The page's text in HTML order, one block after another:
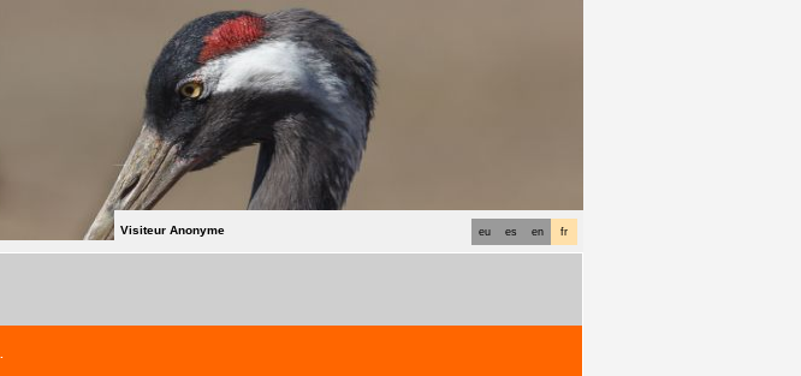
fr
en
es
eu
Visiteur Anonyme